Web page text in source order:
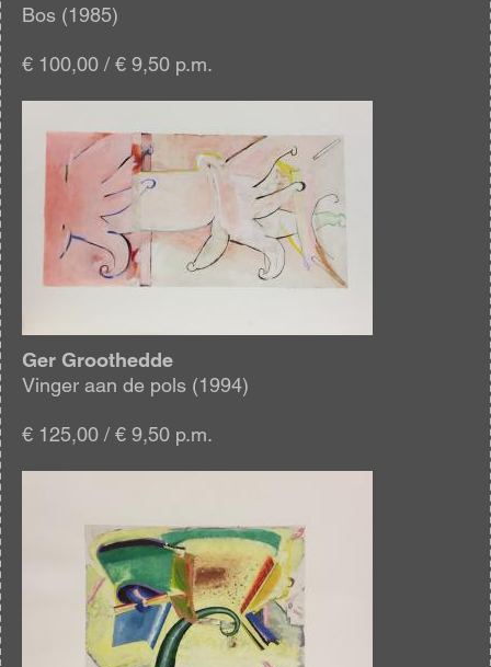
Bos (1985)
€ 100,00 / € 9,50 p.m.
Ger Groothedde
Vinger aan de pols (1994)
€ 125,00 / € 9,50 p.m.